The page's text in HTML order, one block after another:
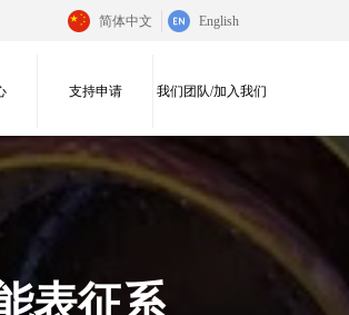
支持申请 我们团队/加入我们
简体中文 English
表征系